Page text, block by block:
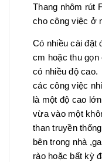
Thang nhôm rút
cho công việc ở
Có nhiều cài đặt
cm hoặc thu gọn
có nhiều độ
các công việc
là một độ cao
vừa vào một
than truyền
bên trong nhà
rào hoặc bất kỳ